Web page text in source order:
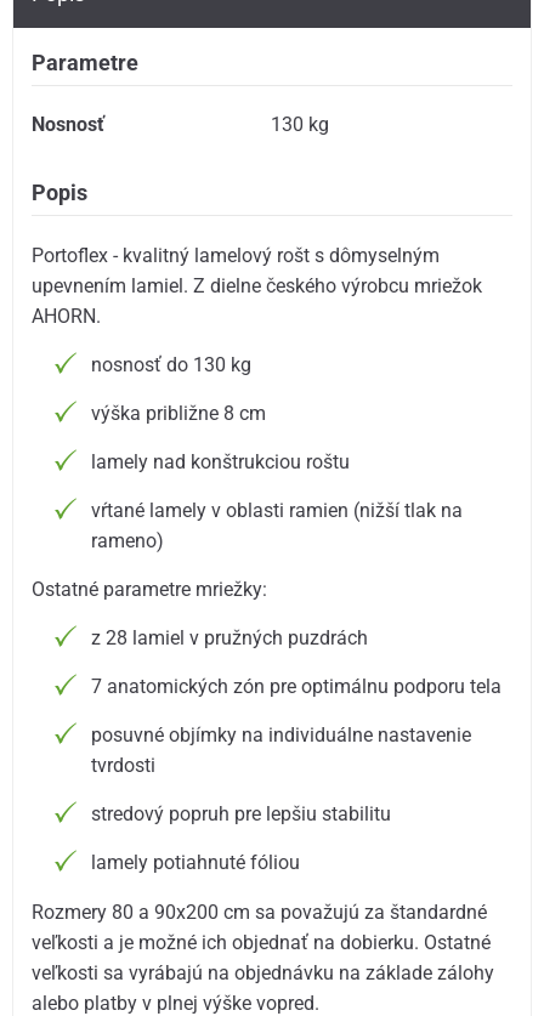
Parametre
Nosnosť 130 kg
Popis
Portoflex - kvalitný lamelový rošt s dômyselným
upevnením lamiel. Z dielne českého výrobcu mriežok
AHORN.
nosnosť do 130 kg
výška približne 8 cm
lamely nad konštrukciou roštu
vŕtané lamely v oblasti ramien (nižší tlak na
rameno)
Ostatné parametre mriežky:
z 28 lamiel v pružných puzdrách
7 anatomických zón pre optimálnu podporu tela
posuvné objímky na individuálne nastavenie
tvrdosti
stredový popruh pre lepšiu stabilitu
lamely potiahnuté fóliou
Rozmery 80 a 90x200 cm sa považujú za štandardné
veľkosti a je možné ich objednať na dobierku. Ostatné
veľkosti sa vyrábajú na objednávku na základe zálohy
alebo platby v plnej výške vopred.